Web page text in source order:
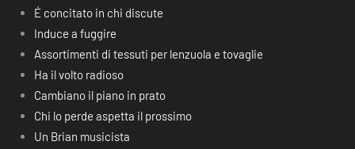
É concitato in chi discute
Induce a fuggire
Assortimenti di tessuti per lenzuola e tovaglie
Ha il volto radioso
Cambiano il piano in prato
Chi lo perde aspetta il prossimo
Un Brian musicista